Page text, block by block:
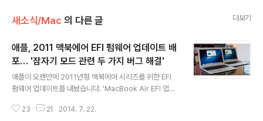
새소식/Mac 의 다른 글 더보기
애플, 2011 맥북에어 EFI 펌웨어 업데이트 배
포… '잠자기 모드 관련 두 가지 버그 해결'
애플이 오랜만에 2011년형 맥북에어 시리즈를 위한 EFI
펌웨어 업데이트를 내놨습니다. 'MacBook Air EFI 업데
상보다 시간이 오래 걸리는 문제 △ 잠자기 상태였다가 깨
23 21 2014. 7. 22.